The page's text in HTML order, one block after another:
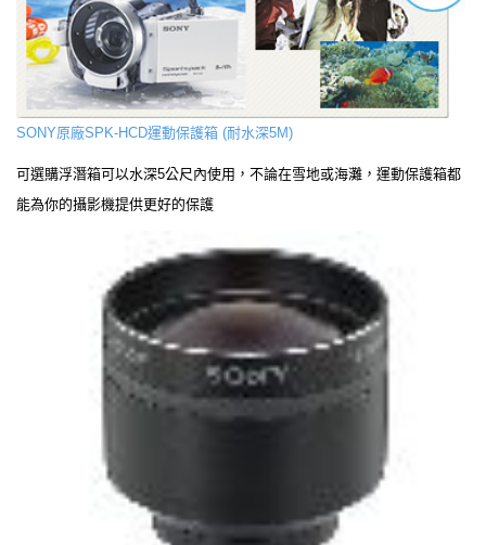
SONY原廠SPK-HCD運動保護箱 (耐水深5M)
可選購浮潛箱可以水深5公尺內使用，不論在雪地或海灘，運動保護箱都
能為你的攝影機提供更好的保護